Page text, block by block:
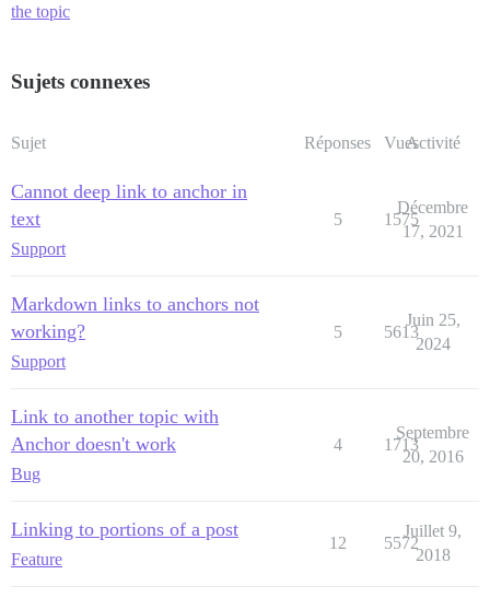
the topic
Sujets connexes
Sujet Réponses VuesActivité
Cannot deep link to anchor in
text
Support
5 1575
Décembre
17, 2021
Markdown links to anchors not
working?
Support
5 5613
Juin 25,
2024
Link to another topic with
Anchor doesn't work
Bug
4 1713
Septembre
20, 2016
Linking to portions of a post
Feature
12 5572
Juillet 9,
2018